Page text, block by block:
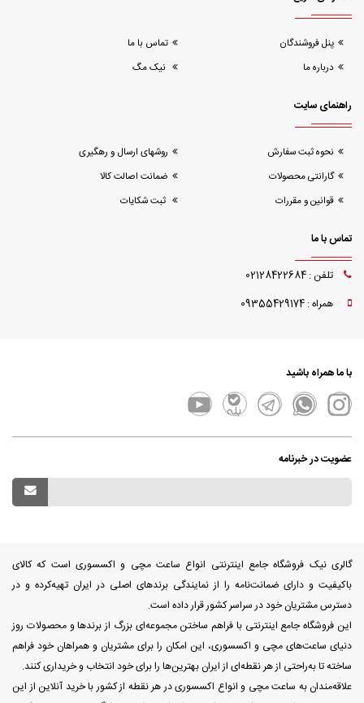
پنل فروشندگان
تماس با ما
درباره ما
نیک مگ
راهنمای سایت
نحوه ثبت سفارش
روشهای ارسال و رهگیری
گارانتی محصولات
ضمانت اصالت کالا
قوانین و مقررات
ثبت شکایات
تماس با ما
تلفن : 02128422684
همراه : 09355429174
با ما همراه باشید
عضویت در خبرنامه
گالری نیک فروشگاه جامع اینترنتی انواع ساعت مچی و اکسسوری است که کالای
باکیفیت و دارای ضمانت‌نامه را از نمایندگی برندهای اصلی در ایران تهیه‌کرده و در
دسترس مشتریان خود در سراسر کشور قرار داده است.
این فروشگاه جامع اینترنتی با فراهم ساختن مجموعه‌ای بزرگ از برندها و محصولات روز
دنیای ساعت‌های مچی و اکسسوری، این امکان را برای مشتریان و همراهان خود فراهم
ساخته تا به‌راحتی از هر نقطه‌ای از ایران بهترین‌ها را برای خود انتخاب و خریداری کنند.
علاقه‌مندان به ساعت مچی و انواع اکسسوری در هر نقطه از کشور با خرید آنلاین از این